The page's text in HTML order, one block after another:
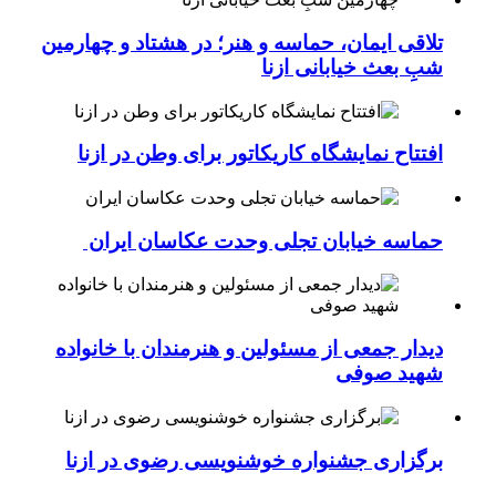
تلاقی ایمان، حماسه و هنر؛ در هشتاد و چهارمین
شبِ بعث خیابانی ازنا
افتتاح نمایشگاه کاریکاتور برای وطن در ازنا
حماسه خیابان تجلی وحدت عکاسان ایران
دیدار جمعی از مسئولین و هنرمندان با خانواده
شهید صوفی
برگزاری جشنواره خوشنویسی رضوی در ازنا